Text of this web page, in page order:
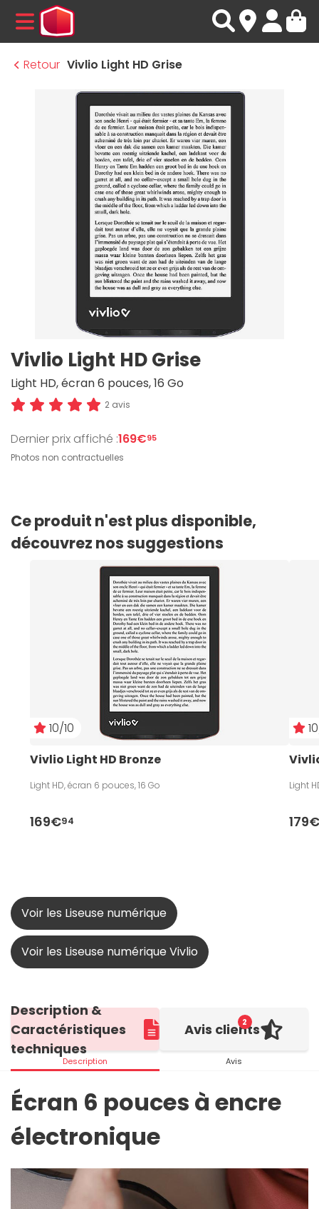
MENU
Retour Vivlio Light HD Grise
Vivlio Light HD Grise
Light HD, écran 6 pouces, 16 Go
2 avis
Dernier prix affiché :169€95
Photos non contractuelles
Ce produit n'est plus disponible,
découvrez nos suggestions
10/10
Vivlio Light HD Bronze
Light HD, écran 6 pouces, 16 Go
169€94
Light
Voir les Liseuse numérique
Voir les Liseuse numérique Vivlio
Description &
Caractéristiques
techniques
Description
2
Avis clients
Avis
Écran 6 pouces à encre
électronique